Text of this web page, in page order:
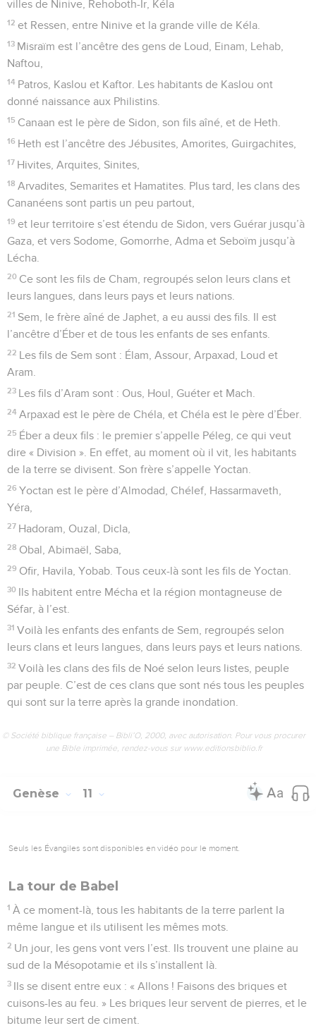
villes de Ninive, Rehoboth-Ir, Kéla
12 et Ressen, entre Ninive et la grande ville de Kéla.
13 Misraïm est l’ancêtre des gens de Loud, Einam, Lehab,
Naftou,
14 Patros, Kaslou et Kaftor. Les habitants de Kaslou ont
donné naissance aux Philistins.
15 Canaan est le père de Sidon, son fils aîné, et de Heth.
16 Heth est l’ancêtre des Jébusites, Amorites, Guirgachites,
17 Hivites, Arquites, Sinites,
18 Arvadites, Semarites et Hamatites. Plus tard, les clans des
Cananéens sont partis un peu partout,
19 et leur territoire s’est étendu de Sidon, vers Guérar jusqu’à
Gaza, et vers Sodome, Gomorrhe, Adma et Seboïm jusqu’à
Lécha.
20 Ce sont les fils de Cham, regroupés selon leurs clans et
leurs langues, dans leurs pays et leurs nations.
21 Sem, le frère aîné de Japhet, a eu aussi des fils. Il est
l’ancêtre d’Éber et de tous les enfants de ses enfants.
22 Les fils de Sem sont : Élam, Assour, Arpaxad, Loud et
Aram.
23 Les fils d’Aram sont : Ous, Houl, Guéter et Mach.
24 Arpaxad est le père de Chéla, et Chéla est le père d’Éber.
25 Éber a deux fils : le premier s’appelle Péleg, ce qui veut
dire « Division ». En effet, au moment où il vit, les habitants
de la terre se divisent. Son frère s’appelle Yoctan.
26 Yoctan est le père d’Almodad, Chélef, Hassarmaveth,
Yéra,
27 Hadoram, Ouzal, Dicla,
28 Obal, Abimaël, Saba,
29 Ofir, Havila, Yobab. Tous ceux-là sont les fils de Yoctan.
30 Ils habitent entre Mécha et la région montagneuse de
Séfar, à l’est.
31 Voilà les enfants des enfants de Sem, regroupés selon
leurs clans et leurs langues, dans leurs pays et leurs nations.
32 Voilà les clans des fils de Noé selon leurs listes, peuple
par peuple. C’est de ces clans que sont nés tous les peuples
qui sont sur la terre après la grande inondation.
© Société biblique française – Bibli’O, 2000, avec autorisation. Pour vous procurer
une Bible imprimée, rendez-vous sur www.editionsbiblio.fr
Genèse 11
Seuls les Évangiles sont disponibles en vidéo pour le moment.
La tour de Babel
1 À ce moment-là, tous les habitants de la terre parlent la
même langue et ils utilisent les mêmes mots.
2 Un jour, les gens vont vers l’est. Ils trouvent une plaine au
sud de la Mésopotamie et ils s’installent là.
3 Ils se disent entre eux : « Allons ! Faisons des briques et
cuisons-les au feu. » Les briques leur servent de pierres, et le
bitume leur sert de ciment.